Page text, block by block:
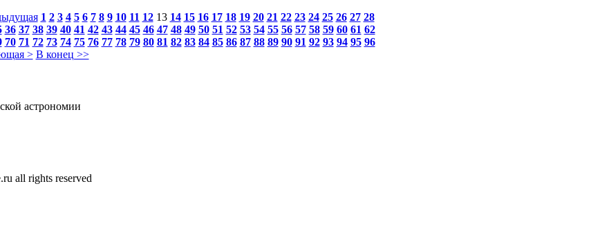
1 2 3 4 5 6 7 8 9 10 11 12 13 14 15 16 17 18 19 20 21 22 23 24 25 26 27 28
36 37 38 39 40 41 42 43 44 45 46 47 48 49 50 51 52 53 54 55 56 57 58 59 60 61 62
70 71 72 73 74 75 76 77 78 79 80 81 82 83 84 85 86 87 88 89 90 91 92 93 94 95 96
> В конец >>
астрономии
all rights reserved